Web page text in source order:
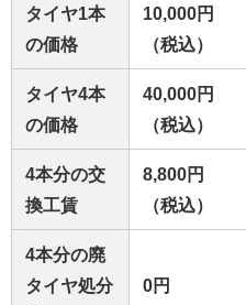
タイヤ1本
の価格
10,000円
（税込）
タイヤ4本
の価格
40,000円
（税込）
4本分の交
換工賃
8,800円
（税込）
4本分の廃
タイヤ処分
0円